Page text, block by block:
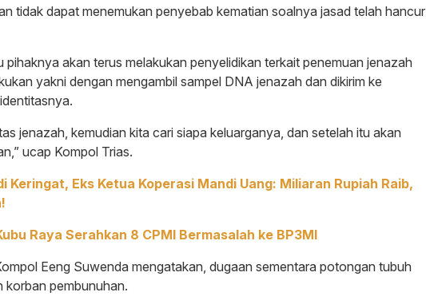
tidak dapat menemukan penyebab kematian soalnya jasad telah hancur
pihaknya akan terus melakukan penyelidikan terkait penemuan jenazah
yakni dengan mengambil sampel DNA jenazah dan dikirim ke
jenazah, kemudian kita cari siapa keluarganya, dan setelah itu akan
ucap Kompol Trias.
Keringat, Eks Ketua Koperasi Mandi Uang: Miliaran Rupiah Raib,
Raya Serahkan 8 CPMI Bermasalah ke BP3MI
Eeng Suwenda mengatakan, dugaan sementara potongan tubuh
korban pembunuhan.